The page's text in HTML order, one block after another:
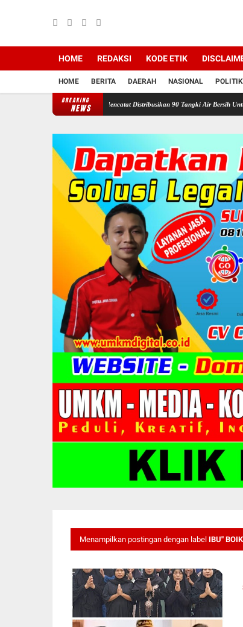
HOME REDAKSI KODE ETIK
HOME BERITA DAERAH NASIONAL POLITIK
BREAKING
NEWS
Ganefo Tangen Mencatat Distribusikan 90 Tangki Air Bersih Untuk Warga
Menampilkan postingan dengan label IBU"